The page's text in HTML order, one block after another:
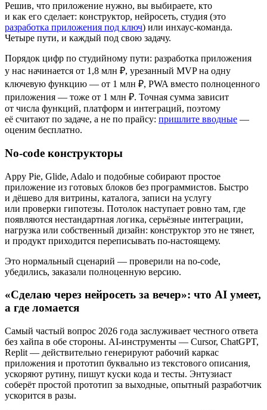
Решив, что приложение нужно, вы выбираете, кто
и как его сделает: конструктор, нейросеть, студия (это
разработка приложения под ключ) или инхаус-команда.
Четыре пути, и каждый под свою задачу.
Порядок цифр по студийному пути: разработка приложения
у нас начинается от 1,8 млн ₽, урезанный MVP на одну
ключевую функцию — от 1 млн ₽, PWA вместо полноценного
приложения — тоже от 1 млн ₽. Точная сумма зависит
от числа функций, платформ и интеграций, поэтому
её считают по задаче, а не по прайсу: пришлите вводные —
оценим бесплатно.
No-code конструкторы
Appy Pie, Glide, Adalo и подобные собирают простое
приложение из готовых блоков без программистов. Быстро
и дёшево для витрины, каталога, записи на услугу
или проверки гипотезы. Потолок наступает ровно там, где
появляются нестандартная логика, серьёзные интеграции,
нагрузка или собственный дизайн: конструктор это не тянет,
и продукт приходится переписывать по-настоящему.
Это нормальный сценарий — проверили на no-code,
убедились, заказали полноценную версию.
«Сделаю через нейросеть за вечер»: что AI умеет,
а где ломается
Самый частый вопрос 2026 года заслуживает честного ответа
без хайпа в обе стороны. AI-инструменты — Cursor, ChatGPT,
Replit — действительно генерируют рабочий каркас
приложения и прототип буквально из текстового описания,
ускоряют рутину, пишут куски кода и тесты. Энтузиаст
соберёт простой прототип за выходные, опытный разработчик
ускорится в разы.